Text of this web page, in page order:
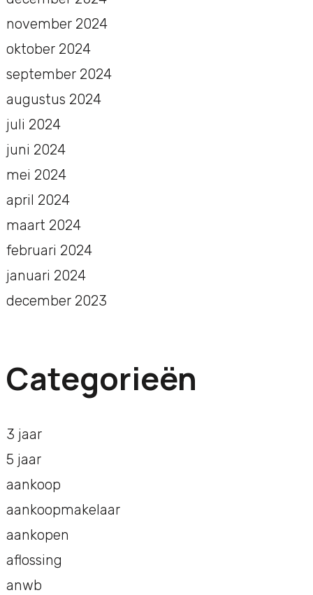
november 2024
oktober 2024
september 2024
augustus 2024
juli 2024
juni 2024
mei 2024
april 2024
maart 2024
februari 2024
januari 2024
december 2023
Categorieën
3 jaar
5 jaar
aankoop
aankoopmakelaar
aankopen
aflossing
anwb